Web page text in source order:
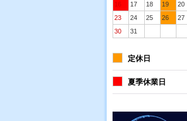
16
17 18 19 20
23
24 25 26 27
30
31
定休日
夏季休業日